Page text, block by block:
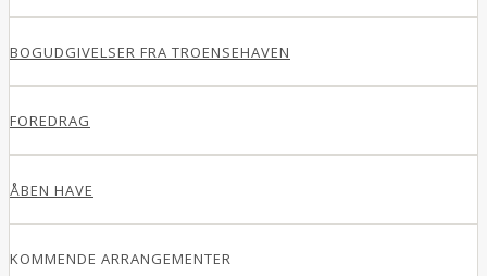
BOGUDGIVELSER FRA TROENSEHAVEN
FOREDRAG
ÅBEN HAVE
KOMMENDE ARRANGEMENTER